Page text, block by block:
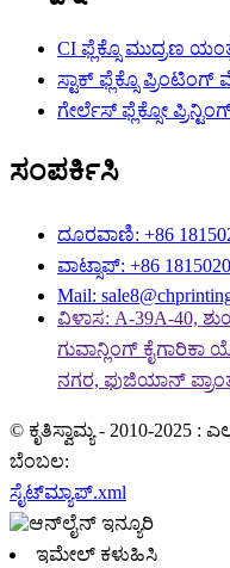
CI ಫ್ಲೆಕ್ಸೊ ಮುದ್ರಣ
ಸ್ಟಾಕ್ ಫ್ಲೆಕ್ಸೊ
ಗೇರ್ಲೆಸ್ ಫ್ಲೆಕ್ಸೋ
ಸಂಪರ್ಕಿಸಿ
ದೂರವಾಣಿ: +86
ವಾಟ್ಸಾಪ್: +86
Mail:
ವಿಳಾಸ: A-39A-40,
ಗುವಾನ್ಲಿಂಗ್ ಕೈಗಾರಿಕಾ
ನಗರ, ಫುಜಿಯಾನ್
© ಕೃತಿಸ್ವಾಮ್ಯ - 2010-2025 :
ಬೆಂಬಲ:
ಸೈಟ್‌ಮ್ಯಾಪ್.xml
ಇಮೇಲ್ ಕಳುಹಿಸಿ